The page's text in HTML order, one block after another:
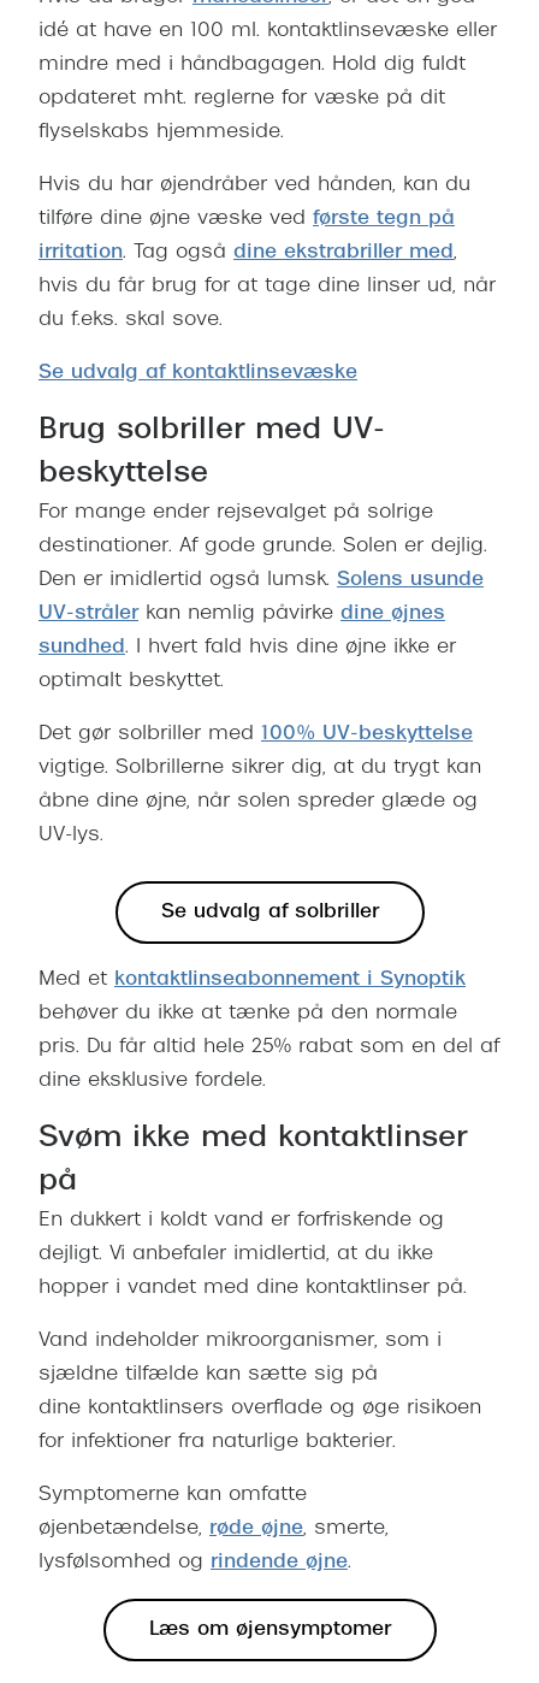
idé at have en 100 ml. kontaktlinsevæske eller
mindre med i håndbagagen. Hold dig fuldt
opdateret mht. reglerne for væske på dit
flyselskabs hjemmeside.
Hvis du har øjendråber ved hånden, kan du
tilføre dine øjne væske ved første tegn på
irritation. Tag også dine ekstrabriller med,
hvis du får brug for at tage dine linser ud, når
du f.eks. skal sove.
Se udvalg af kontaktlinsevæske
Brug solbriller med UV-
beskyttelse
For mange ender rejsevalget på solrige
destinationer. Af gode grunde. Solen er dejlig.
Den er imidlertid også lumsk. Solens usunde
UV-strålerkan nemlig påvirke dine øjnes
sundhed. I hvert fald hvis dine øjne ikke er
optimalt beskyttet.
Det gør solbriller med
100% UV-beskyttelse
vigtige. Solbrillerne sikrer dig, at du trygt kan
åbne dine øjne, når solen spreder glæde og
UV-lys.
Se udvalg af solbriller
Med et kontaktlinseabonnement i Synoptik
behøver du ikke at tænke på den normale
pris. Du får altid hele 25% rabat som en del af
dine eksklusive fordele.
Svøm ikke med kontaktlinser
på
En dukkert i koldt vand er forfriskende og
dejligt. Vi anbefaler imidlertid, at du ikke
hopper i vandet med dine kontaktlinser på.
Vand indeholder mikroorganismer, som i
sjældne tilfælde kan sætte sig på
dine kontaktlinsers overflade og øge risikoen
for infektioner fra naturlige bakterier.
Symptomerne kan omfatte
øjenbetændelse, røde øjne, smerte,
lysfølsomhed og rindende øjne.
Læs om øjensymptomer